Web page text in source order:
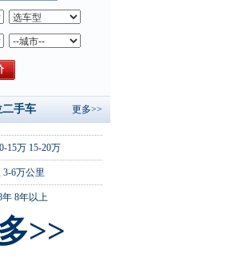
二手车 更多>>
15万 15-20万
3-6万公里
年 8年以上
>>